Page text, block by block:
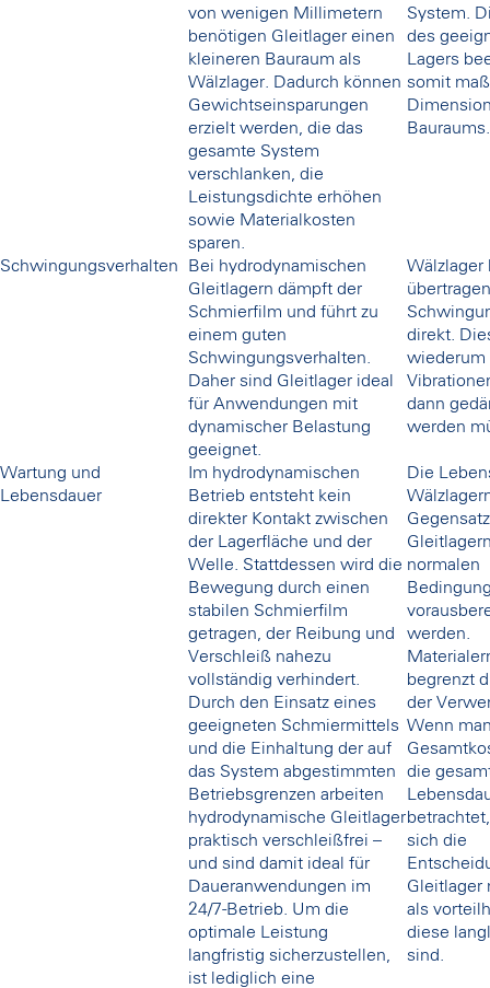
von wenigen Millimetern
benötigen Gleitlager einen
kleineren Bauraum als
Wälzlager. Dadurch können
Gewichtseinsparungen
erzielt werden, die das
gesamte System
verschlanken, die
Leistungsdichte erhöhen
sowie Materialkosten
sparen.
System.
des
Lagers
somit
Bauraums.
Schwingungsverhalten
Bei hydrodynamischen
Gleitlagern dämpft der
Schmierfilm und führt zu
einem guten
Schwingungsverhalten.
Daher sind Gleitlager ideal
für Anwendungen mit
dynamischer Belastung
geeignet.
Wälzlager
übertragen
direkt.
wiederum
dann
werden
Wartung und
Lebensdauer
Im hydrodynamischen
Betrieb entsteht kein
direkter Kontakt zwischen
der Lagerfläche und der
Welle. Stattdessen wird die
Bewegung durch einen
stabilen Schmierfilm
getragen, der Reibung und
Verschleiß nahezu
vollständig verhindert.
Durch den Einsatz eines
geeigneten Schmiermittels
und die Einhaltung der auf
das System abgestimmten
Betriebsgrenzen arbeiten
hydrodynamische Gleitlager
praktisch verschleißfrei –
und sind damit ideal für
Daueranwendungen im
24/7-Betrieb. Um die
optimale Leistung
langfristig sicherzustellen,
ist lediglich eine
Die
normalen
werden.
begrenzt
der
Wenn
die
sich die
Gleitlager
als
diese
sind.